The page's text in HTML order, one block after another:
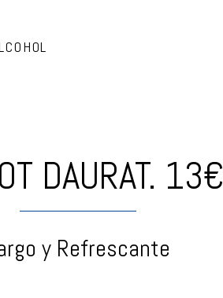
DAURAT. 13€
y Refrescante